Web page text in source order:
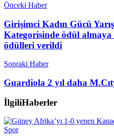
Önceki Haber
Girişimci Kadın Gücü
Kategorisinde ödül
ödülleri verildi
Sonraki Haber
Guardiola 2 yıl daha
İlgiliHaberler
Spor